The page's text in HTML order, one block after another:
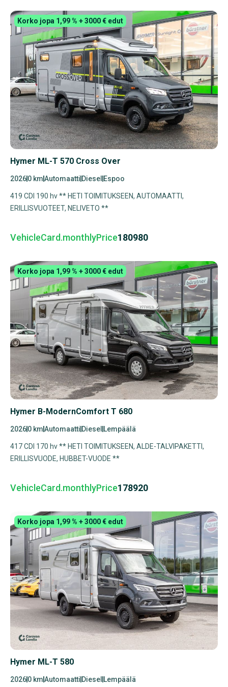
Korko jopa 1,99 % + 3000 € edut
Hymer ML-T 570 Cross Over
20260 kmAutomaatti Diesel Espoo
419 CDI 190 hv ** HETI TOIMITUKSEEN, AUTOMAATTI,
ERILLISVUOTEET, NELIVETO **
VehicleCard.monthlyPrice180980
Korko jopa 1,99 % + 3000 € edut
Hymer B-ModernComfort T 680
20260 kmAutomaatti Diesel Lempäälä
417 CDI 170 hv ** HETI TOIMITUKSEEN, ALDE-TALVIPAKETTI,
ERILLISVUODE, HUBBET-VUODE **
VehicleCard.monthlyPrice178920
Korko jopa 1,99 % + 3000 € edut
Hymer ML-T 580
20260 kmAutomaatti Diesel Lempäälä